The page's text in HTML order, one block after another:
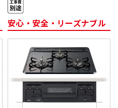
安心・安全・リーズナブル